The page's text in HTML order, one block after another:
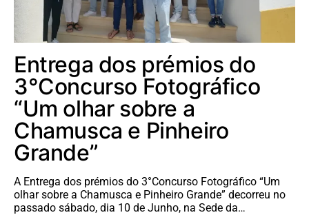
Entrega dos prémios do
3°Concurso Fotográfico
“Um olhar sobre a
Chamusca e Pinheiro
Grande”
A Entrega dos prémios do 3°Concurso Fotográfico “Um
olhar sobre a Chamusca e Pinheiro Grande” decorreu no
passado sábado, dia 10 de Junho, na Sede da…